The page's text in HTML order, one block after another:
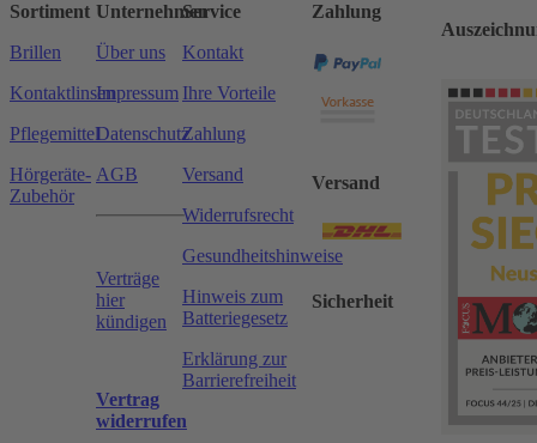
Sortiment
Brillen
Kontaktlinsen
Pflegemittel
Hörgeräte-
Zubehör
Unternehmen
Über uns
Impressum
Datenschutz
AGB
Verträge
hier
kündigen
Vertrag
widerrufen
Service
Kontakt
Ihre Vorteile
Zahlung
Versand
Widerrufsrecht
Gesundheitshinweise
Hinweis zum
Batteriegesetz
Erklärung zur
Barrierefreiheit
Zahlung
Versand
Sicherheit